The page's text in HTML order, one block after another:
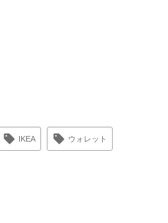
IKEA ウォレット